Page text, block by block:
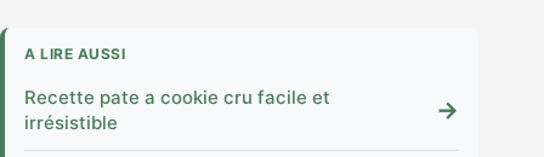
A LIRE AUSSI
Recette pate a cookie cru facile et
irrésistible
→